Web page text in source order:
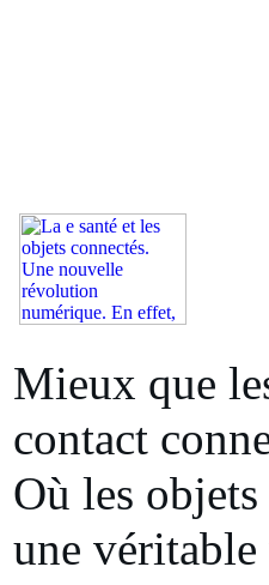
Mieux que
contact
Où les
une